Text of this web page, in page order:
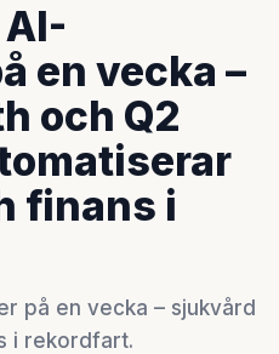
en vecka –
och Q2
finans i
på en vecka – sjukvård
i rekordfart.